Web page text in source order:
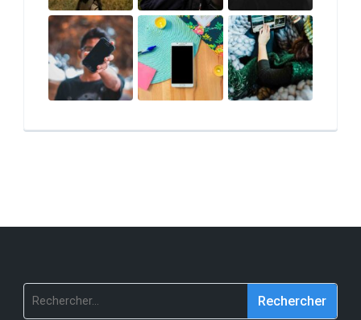
Rechercher :